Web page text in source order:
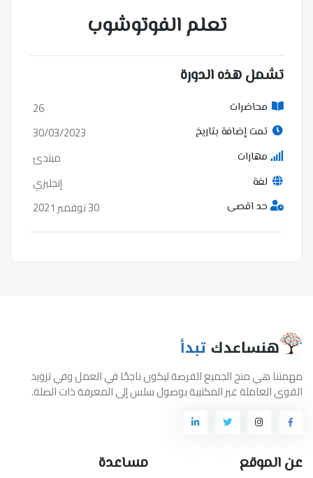
تعلم الفوتوشوب
تشمل هذه الدورة
محاضرات 26
تمت إضافة بتاريخ 30/03/2023
مهارات مبتدئ
لغة إنجليزي
حد اقصى 30 نوفمبر 2021
مهمتنا هي منح الجميع الفرصة ليكون ناجحًا في العمل وفي تزويد
القوى العاملة غير المكتبية بوصول سلس إلى المعرفة ذات الصلة.
عن الموقع مساعدة